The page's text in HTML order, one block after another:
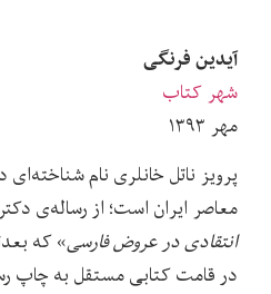
آیدین فرنگی
شهر کتاب
مهر ۱۳۹۳
پرویز ناتل خانلری نام
معاصر ایران است؛ از رساله‌ی
انتقادی در عروض فارسی» که
در قامت کتابی مستقل به چاپ